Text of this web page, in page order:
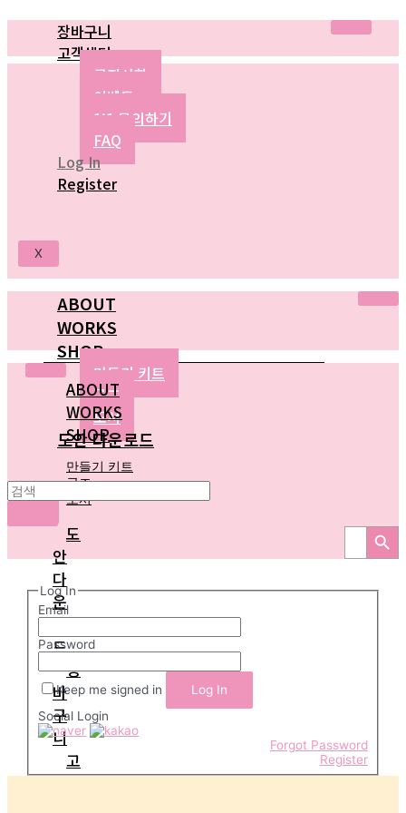
로
장바구니
고객센터
공지사항
이벤트
1:1 문의하기
FAQ
Log In
Register
X
ABOUT
WORKS
SHOP
만들기 키트
굿즈
도서
도안 다운로드
ABOUT
WORKS
SHOP
만들기 키트
굿즈
도서
도
안
다
운
로
드
장
바
구
니
고
객
Search
Search Button
Log In
Email
Password
Keep me signed in
Social Login
Forgot Password
Register